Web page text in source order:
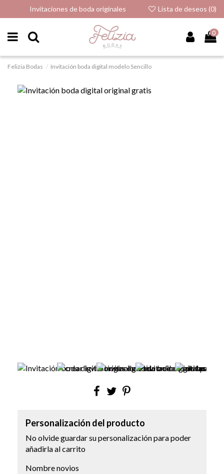
Invitaciones de boda originales Lista de deseos (0)
0
Felizia Bodas Invitación boda digital modelo Sencillo
Personalización del producto
No olvide guardar su personalización para poder
añadirla al carrito
Nombre novios